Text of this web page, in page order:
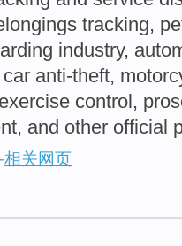
tracking,
industry,
anti-theft,
control,
and other official
-相关网页